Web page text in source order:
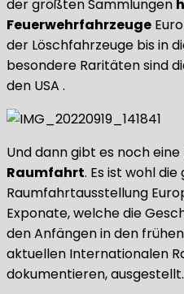
der größten Sammlungen
Feuerwehrfahrzeuge
der Löschfahrzeuge bis in
besondere Raritäten sind
den USA .
Und dann gibt es noch
Raumfahrt. Es ist wohl
Raumfahrtausstellung
Exponate, welche die
den Anfängen in den
aktuellen Internationalen
dokumentieren, ausgestellt.